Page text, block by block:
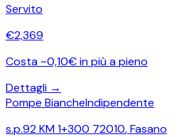
Servito
€2,369
Costa ~0,10€ in più a pieno
Dettagli →
Pompe BiancheIndipendente
s.p.92 KM 1+300 72010,Fasano